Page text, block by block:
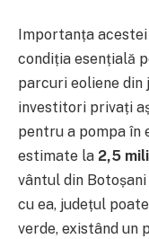
Importanța
condiția esențială
parcuri eoliene din
investitori privați
pentru a pompa în
estimate la 2,5
vântul din
cu ea, județul
verde, existând un